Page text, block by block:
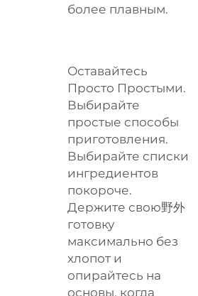
более плавным.
Оставайтесь
Просто Простыми.
Выбирайте
простые способы
приготовления.
Выбирайте списки
ингредиентов
покороче.
Держите свою野外
готовку
максимально без
хлопот и
опирайтесь на
основы, когда